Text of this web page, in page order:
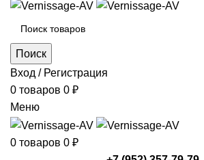
Поиск
Вход / Регистрация
0 товаров 0 ₽
Меню
0 товаров 0 ₽